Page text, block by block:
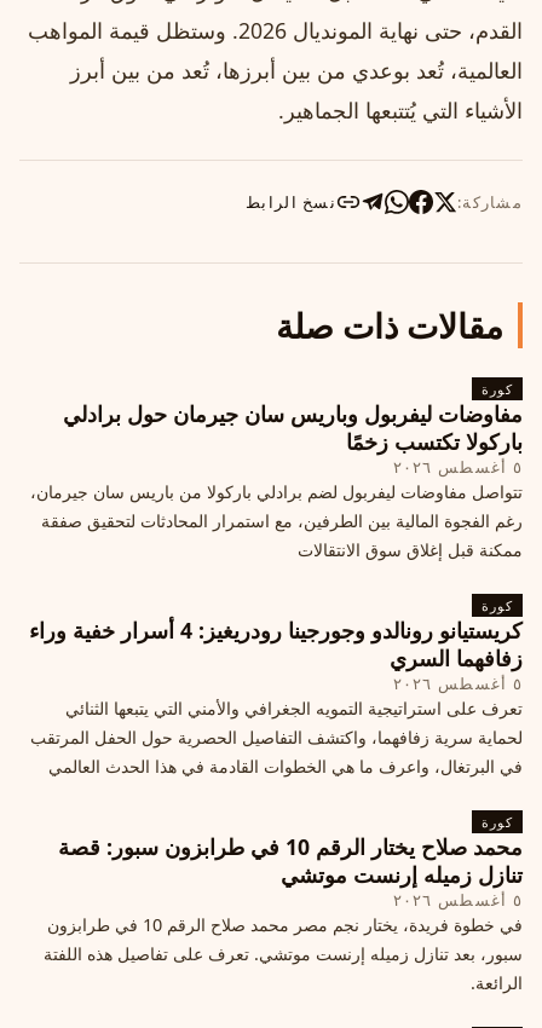
القدم، حتى نهاية المونديال 2026. وستظل قيمة المواهب
العالمية، تُعد بوعدي من بين أبرزها، تُعد من بين أبرز
الأشياء التي يُتتبعها الجماهير.
مشاركة: نسخ الرابط
مقالات ذات صلة
كورة
مفاوضات ليفربول وباريس سان جيرمان حول برادلي
باركولا تكتسب زخمًا
٥ أغسطس ٢٠٢٦
تتواصل مفاوضات ليفربول لضم برادلي باركولا من باريس سان جيرمان،
رغم الفجوة المالية بين الطرفين، مع استمرار المحادثات لتحقيق صفقة
ممكنة قبل إغلاق سوق الانتقالات
كورة
كريستيانو رونالدو وجورجينا رودريغيز: 4 أسرار خفية وراء
زفافهما السري
٥ أغسطس ٢٠٢٦
تعرف على استراتيجية التمويه الجغرافي والأمني التي يتبعها الثنائي
لحماية سرية زفافهما، واكتشف التفاصيل الحصرية حول الحفل المرتقب
في البرتغال، واعرف ما هي الخطوات القادمة في هذا الحدث العالمي
كورة
محمد صلاح يختار الرقم 10 في طرابزون سبور: قصة
تنازل زميله إرنست موتشي
٥ أغسطس ٢٠٢٦
في خطوة فريدة، يختار نجم مصر محمد صلاح الرقم 10 في طرابزون
سبور، بعد تنازل زميله إرنست موتشي. تعرف على تفاصيل هذه اللفتة
الرائعة.